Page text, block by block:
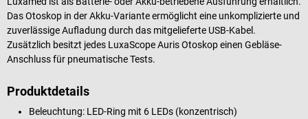
Das Otoskop in der Akku-Variante ermöglicht eine unkomplizierte und
zuverlässige Aufladung durch das mitgelieferte USB-Kabel.
Zusätzlich besitzt jedes LuxaScope Auris Otoskop einen Gebläse-
Anschluss für pneumatische Tests.
Produktdetails
Beleuchtung: LED-Ring mit 6 LEDs (konzentrisch)